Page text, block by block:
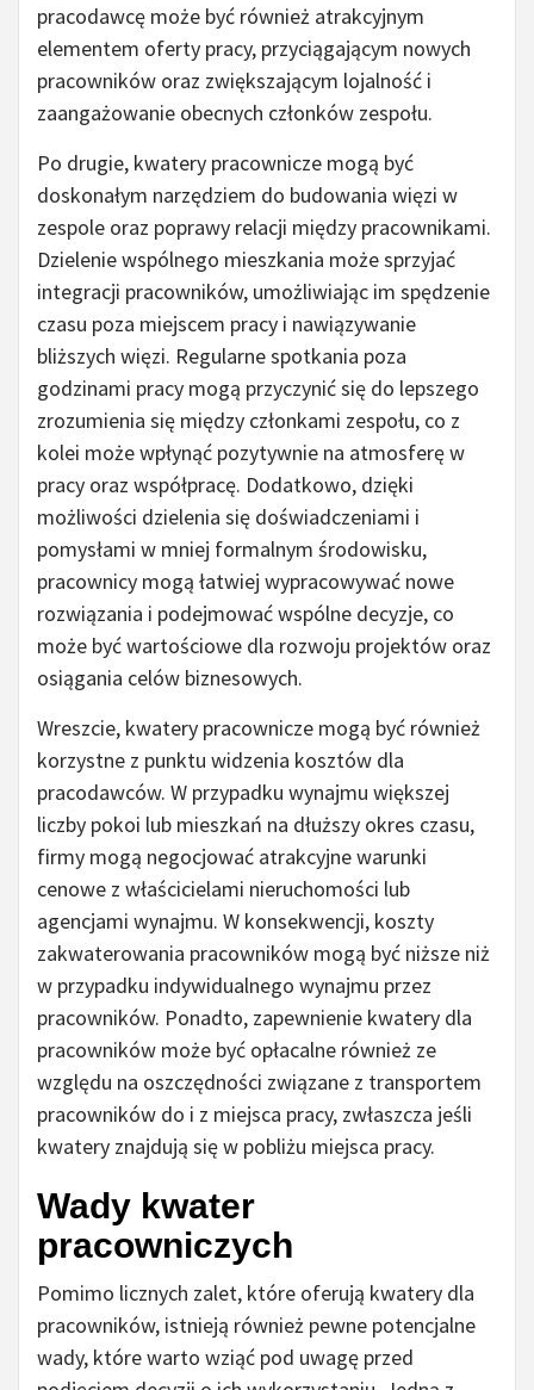
pracodawcę może być również atrakcyjnym
elementem oferty pracy, przyciągającym nowych
pracowników oraz zwiększającym lojalność i
zaangażowanie obecnych członków zespołu.
Po drugie, kwatery pracownicze mogą być
doskonałym narzędziem do budowania więzi w
zespole oraz poprawy relacji między pracownikami.
Dzielenie wspólnego mieszkania może sprzyjać
integracji pracowników, umożliwiając im spędzenie
czasu poza miejscem pracy i nawiązywanie
bliższych więzi. Regularne spotkania poza
godzinami pracy mogą przyczynić się do lepszego
zrozumienia się między członkami zespołu, co z
kolei może wpłynąć pozytywnie na atmosferę w
pracy oraz współpracę. Dodatkowo, dzięki
możliwości dzielenia się doświadczeniami i
pomysłami w mniej formalnym środowisku,
pracownicy mogą łatwiej wypracowywać nowe
rozwiązania i podejmować wspólne decyzje, co
może być wartościowe dla rozwoju projektów oraz
osiągania celów biznesowych.
Wreszcie, kwatery pracownicze mogą być również
korzystne z punktu widzenia kosztów dla
pracodawców. W przypadku wynajmu większej
liczby pokoi lub mieszkań na dłuższy okres czasu,
firmy mogą negocjować atrakcyjne warunki
cenowe z właścicielami nieruchomości lub
agencjami wynajmu. W konsekwencji, koszty
zakwaterowania pracowników mogą być niższe niż
w przypadku indywidualnego wynajmu przez
pracowników. Ponadto, zapewnienie kwatery dla
pracowników może być opłacalne również ze
względu na oszczędności związane z transportem
pracowników do i z miejsca pracy, zwłaszcza jeśli
kwatery znajdują się w pobliżu miejsca pracy.
Wady kwater
pracowniczych
Pomimo licznych zalet, które oferują kwatery dla
pracowników, istnieją również pewne potencjalne
wady, które warto wziąć pod uwagę przed